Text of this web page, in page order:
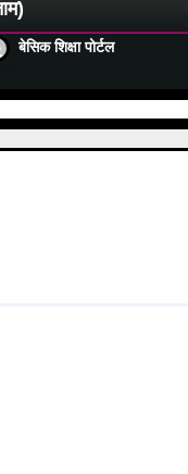
बेसिक शिक्षा पोर्टल